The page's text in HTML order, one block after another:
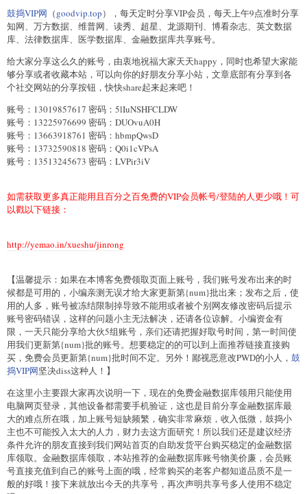
鼓捣VIP网 （goodvip.top），每天定时分享VIP会员，每天上午9点准时分享
知网、万方数据、维普网、读秀、超星、龙源期刊、博看杂志、英文数据
库、法律数据库、医学数据库、金融数据库共享账号。
给大家分享这么久的账号，由衷地祝福大家天天happy，同时也希望大家能
够分享或者收藏本站，可以向你的好朋友分享小站，文章底部有分享到各
个社交网站的分享按钮，快快share起来起来吧！
账号：13019857617 密码：5lIuNSHFCLDW
账号：13225976699 密码：DUOvuA0H
账号：13663918761 密码：hbmpQwsD
账号：13732590818 密码：Q0i1cVPsA
账号：13513245673 密码：LVPir3iV
如需获取更多真正能用且百分之百免费的VIP会员帐号/登陆的人更少哦！可
以戳以下链接：
http://yemao.in/xueshu/jinrong
【温馨提示：如果在本博客免费领取页面上账号，我们账号发布出来的时
候都是可用的，小编亲测无误才给大家更新第{num}批出来；发布之后，使
用的人多，账号被冻结限制掉导致不能用或者被个别网友修改密码后提示
账号密码错误，这样的问题小主无法解决，还请各位谅解。小编资金有
限，一天只能分享给大伙5组账号，亲们还请把握好取号时间，第一时间使
用我们更新第{num}批的账号。想要稳定的的可以到上面推荐链接直接购
买，免费会员更新第{num}批时间不定。另外！鄙视恶意改PWD的小人， 鼓
捣VIP网坚决diss这种人！】
在这里小主要跟大家再次说明一下，现在的免费金融数据库领用只能使用
电脑网页登录，其他设备都需要手机验证，这也是目前分享金融数据库最
大的难点所在哦，加上账号短缺频繁，确实非常麻烦，收入低微，鼓捣小
主也不可能投入太大的人力，财力去这方面研究！所以我们还是建议经济
条件允许的朋友直接到我们网站首页的自助发货平台购买稳定的金融数据
库领取。金融数据库领取，本站推荐的金融数据库账号物美价廉，会员账
号直接充值到自己的账号上面的哦，经常购买的老客户都知道品质不是一
般的好哦！接下来就放出今天的共享号，再次声明共享号多人使用不稳定